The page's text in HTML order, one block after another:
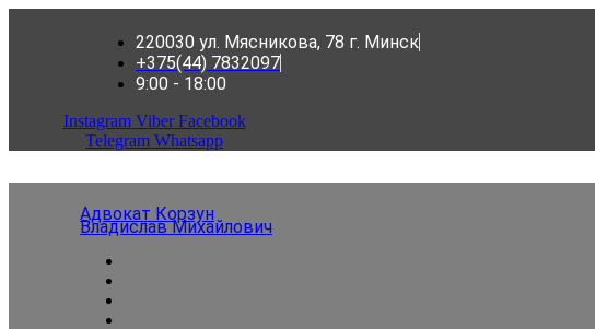
220030 ул. Мясникова, 78 г. Минск
+375(44) 7832097
9:00 - 18:00
Instagram Viber Facebook
Telegram Whatsapp
Адвокат Корзун
Владислав Михайлович